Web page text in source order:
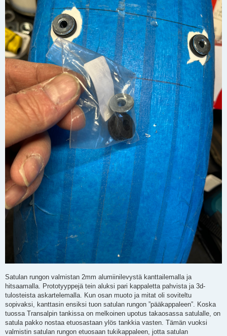
Satulan rungon valmistan 2mm alumiinilevystä kanttailemalla ja
hitsaamalla. Prototyyppejä tein aluksi pari kappaletta pahvista ja 3d-
tulosteista askartelemalla. Kun osan muoto ja mitat oli soviteltu
sopivaksi, kanttasin ensiksi tuon satulan rungon ”pääkappaleen”. Koska
tuossa Transalpin tankissa on melkoinen upotus takaosassa satulalle, on
satula pakko nostaa etuosastaan ylös tankkia vasten. Tämän vuoksi
valmistin satulan rungon etuosaan tukikappaleen, jotta satulan